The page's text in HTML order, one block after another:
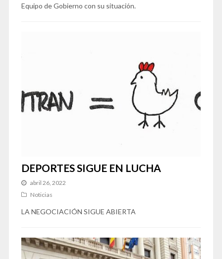
Equipo de Gobierno con su situación.
DEPORTES SIGUE EN LUCHA
abril 26, 2022
Noticias
LA NEGOCIACIÓN SIGUE ABIERTA